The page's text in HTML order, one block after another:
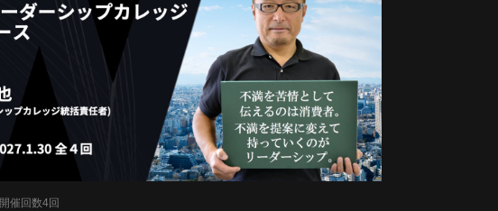
開催回数4回